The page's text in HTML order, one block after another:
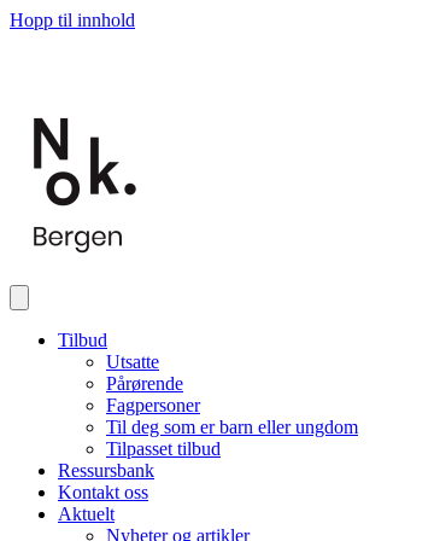
Hopp til innhold
Tilbud
Utsatte
Pårørende
Fagpersoner
Til deg som er barn eller ungdom
Tilpasset tilbud
Ressursbank
Kontakt oss
Aktuelt
Nyheter og artikler